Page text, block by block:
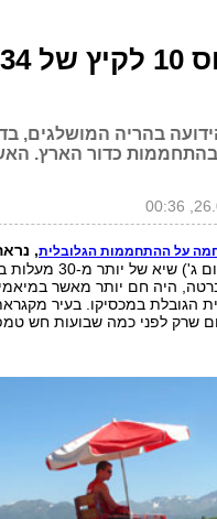
שרב באלסקה: ממינוס 10 לקיץ של 34
בהריה המושלגים,
בהתחממות כדור הארץ.
על ההתחממות הגלובלית,
באלסקה נרשם אתמול (יום ג') שיא
היה חם יותר מאשר
הגובלת במכסיקו. בעיר
במקום שרק לפני כמה שבועות חש